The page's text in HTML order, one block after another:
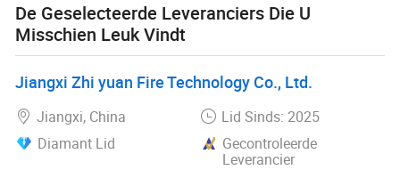
De Geselecteerde Leveranciers Die U
Misschien Leuk Vindt
Jiangxi Zhi yuan Fire Technology Co., Ltd.
Jiangxi, China
Lid Sinds: 2025
Diamant Lid
Gecontroleerde
Leverancier